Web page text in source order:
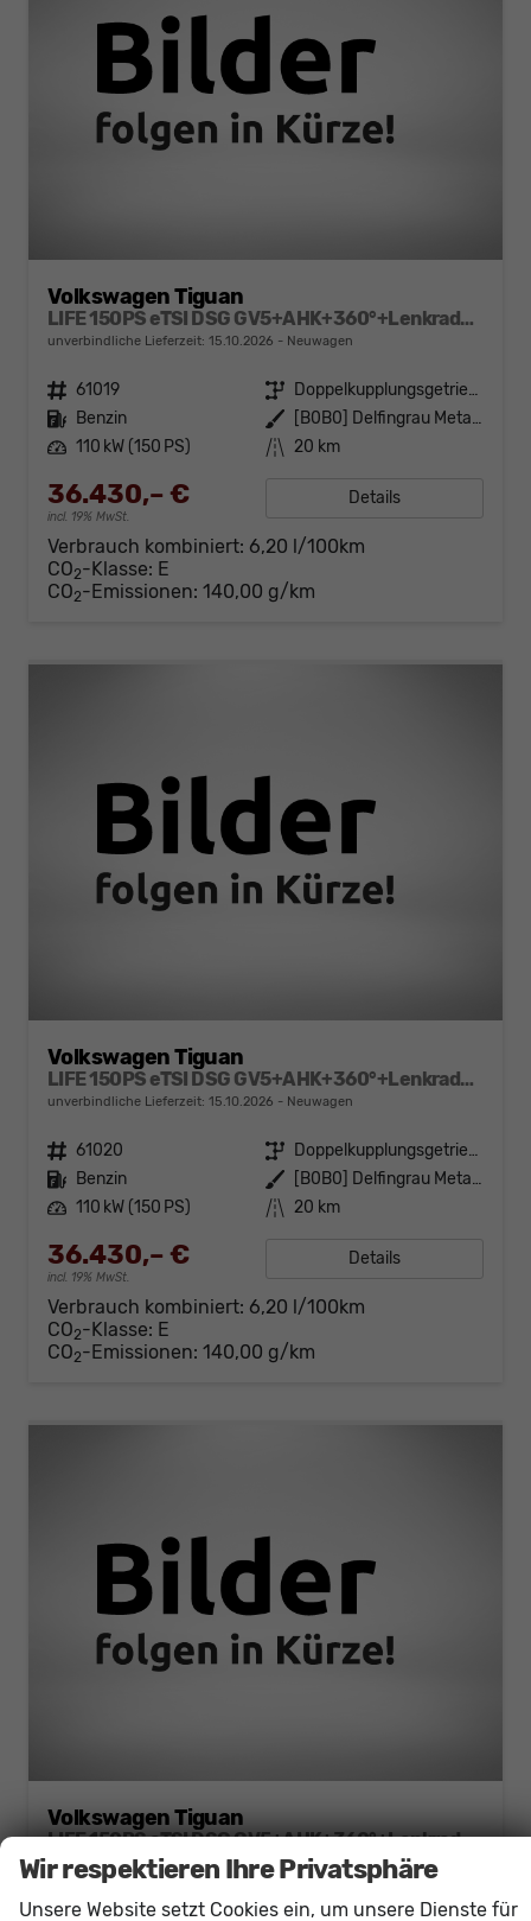
Volkswagen Tiguan
LIFE 150PS eTSI DSG GV5+AHK+360°+Lenkradheiz+IQ.Drive+ACC+App+eHeck+LED
unverbindliche Lieferzeit: 15.10.2026 Neuwagen
Fahrzeugnr. 61019 Getriebe
Doppelkupplungsgetriebe (DSG)
Kraftstoff Benzin Außenfarbe
[B0B0] Delfingrau Metallic
Leistung 110 kW (150 PS) Kilometerstand 20 km
36.430,– €
incl. 19% MwSt.
Details
Verbrauch kombiniert: 6,20 l/100km
CO2-Klasse: E
CO2-Emissionen: 140,00 g/km
Volkswagen Tiguan
LIFE 150PS eTSI DSG GV5+AHK+360°+Lenkradheiz+IQ.Drive+ACC+App+eHeck+LED
unverbindliche Lieferzeit: 15.10.2026 Neuwagen
Fahrzeugnr. 61020 Getriebe
Doppelkupplungsgetriebe (DSG)
Kraftstoff Benzin Außenfarbe
[B0B0] Delfingrau Metallic
Leistung 110 kW (150 PS) Kilometerstand 20 km
36.430,– €
incl. 19% MwSt.
Details
Verbrauch kombiniert: 6,20 l/100km
CO2-Klasse: E
CO2-Emissionen: 140,00 g/km
Volkswagen Tiguan
LIFE 150PS eTSI DSG GV5+AHK+360°+Lenkradheiz+IQ.Drive+ACC+App+eHeck+LED
unverbindliche Lieferzeit:15.10.2026 Neuwagen
Fahrzeugnr. 61021 Getriebe
Doppelkupplungsgetriebe (DSG)
Wir respektieren Ihre Privatsphäre
Unsere Website setzt Cookies ein, um unsere Dienste für